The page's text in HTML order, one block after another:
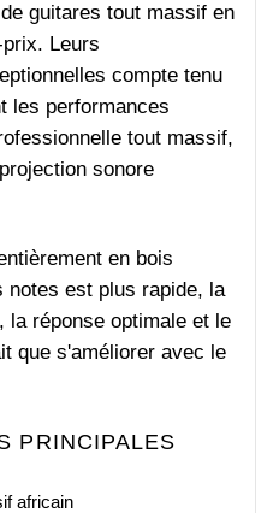
guitares tout massif en
Leurs
compte tenu
les performances
tout massif,
sonore
en bois
notes est plus rapide, la
la réponse optimale et le
que s'améliorer avec le
PRINCIPALES
africain